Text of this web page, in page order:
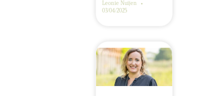
Leonie Nuijen
03/04/2025